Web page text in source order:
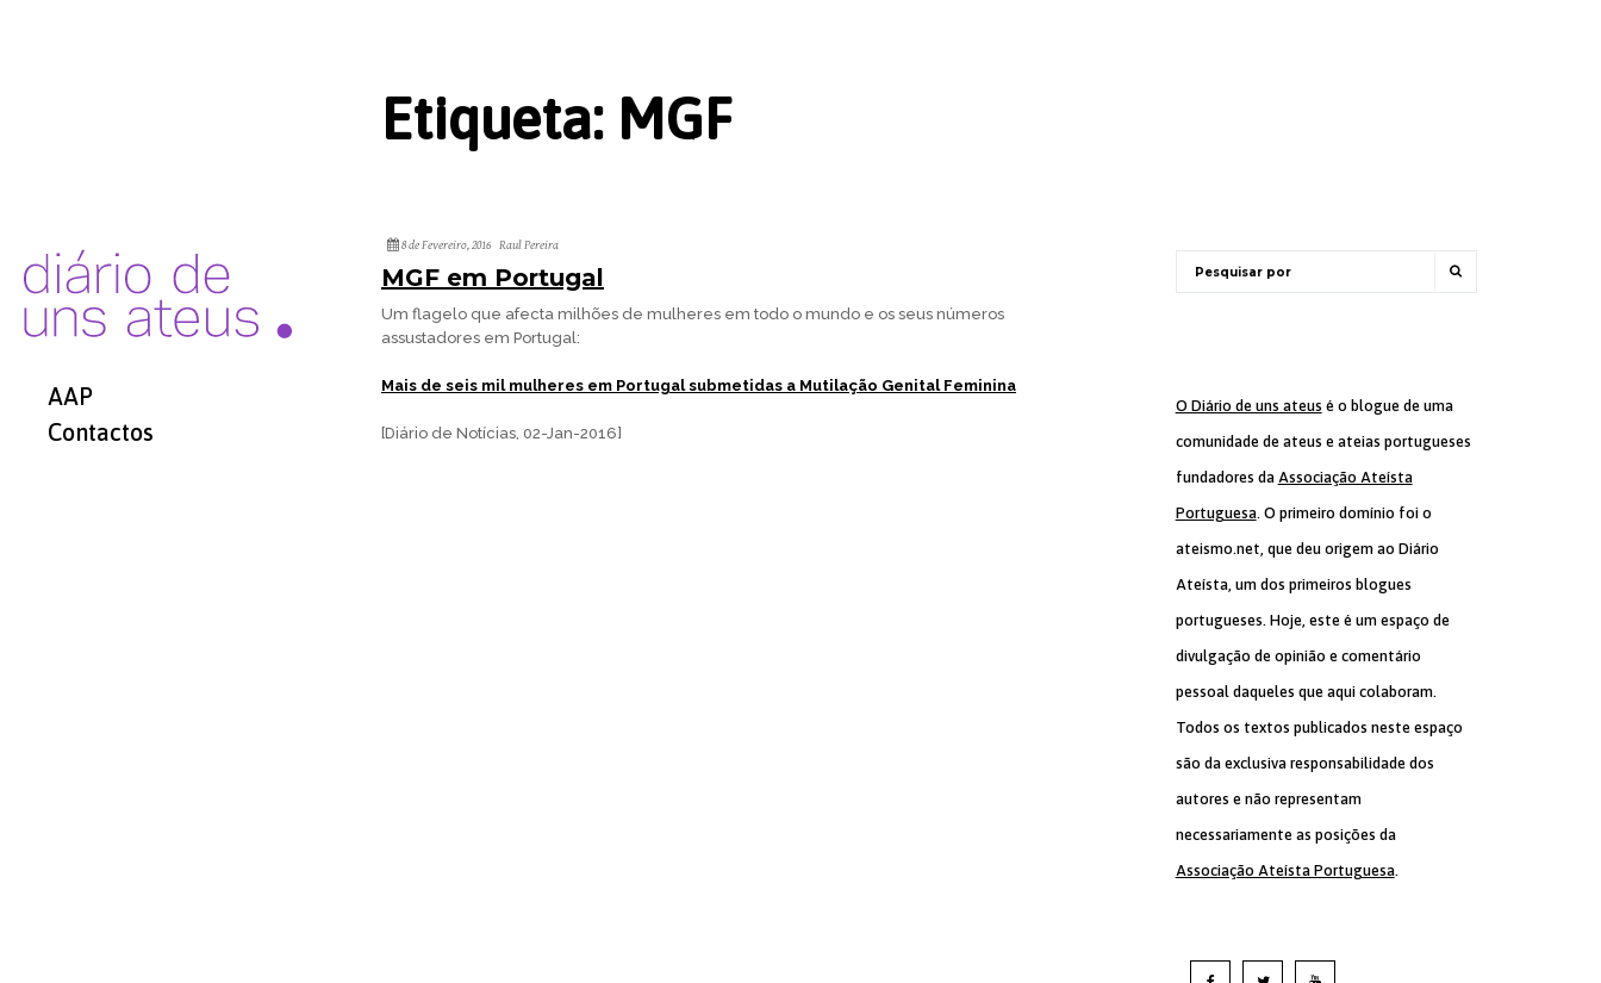
AAP
Contactos
Etiqueta: MGF
8 de Fevereiro, 2016 Raul Pereira
MGF em Portugal
Um flagelo que afecta milhões de mulheres em todo o mundo e os seus números
assustadores em Portugal:
Mais de seis mil mulheres em Portugal submetidas a Mutilação Genital Feminina
[Diário de Notícias, 02-Jan-2016]
O Diário de uns ateus é o blogue de uma
comunidade de ateus e ateias portugueses
fundadores da Associação Ateísta
Portuguesa. O primeiro domínio foi o
ateismo.net, que deu origem ao Diário
Ateísta, um dos primeiros blogues
portugueses. Hoje, este é um espaço de
divulgação de opinião e comentário
pessoal daqueles que aqui colaboram.
Todos os textos publicados neste espaço
são da exclusiva responsabilidade dos
autores e não representam
necessariamente as posições da
Associação Ateísta Portuguesa.